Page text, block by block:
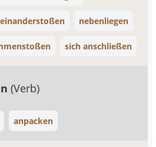
nebenliegen
sich anschließen
(Verb)
anpacken